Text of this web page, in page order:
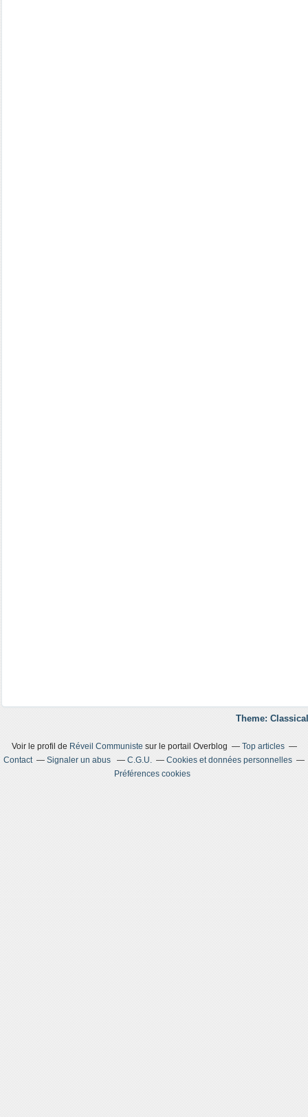
Theme:
Voir le profil de Réveil Communiste sur le portail Overblog
Top articles
Contact
Signaler un abus C.G.U.
Cookies et données personnelles
Préférences cookies